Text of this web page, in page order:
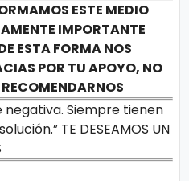
ESTE MEDIO
IMPORTANTE
ESTA FORMA NOS
POR TU APOYO, NO
Siempre tienen
TE DESEAMOS UN